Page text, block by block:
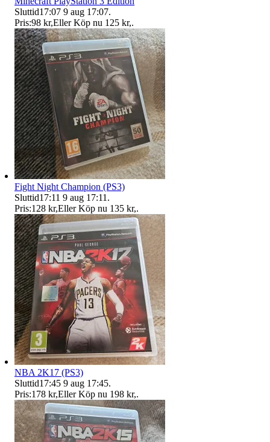
Sluttid17:07 9 aug 17:07.
Pris:98 kr,Eller Köp nu 125 kr,.
Fight Night Champion (PS3)
Sluttid17:11 9 aug 17:11 .
Pris:128 kr,Eller Köp nu 135 kr,.
NBA 2K17 (PS3)
Sluttid17:45 9 aug 17:45.
Pris:178 kr,Eller Köp nu 198 kr,.